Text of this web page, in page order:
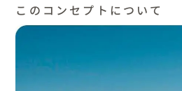
このコンセプトについて